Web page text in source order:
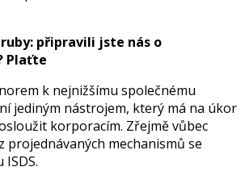
připravili jste nás o
Plaťte
k nejnižšímu společnému
jediným nástrojem, který má na úkor
korporacím. Zřejmě vůbec
projednávaných mechanismů se